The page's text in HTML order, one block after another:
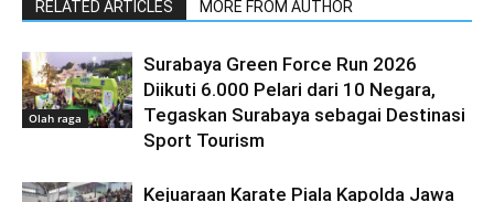
RELATED ARTICLES MORE FROM AUTHOR
Olah raga
Surabaya Green Force Run 2026
Diikuti 6.000 Pelari dari 10 Negara,
Tegaskan Surabaya sebagai Destinasi
Sport Tourism
Kejuaraan Karate Piala Kapolda Jawa